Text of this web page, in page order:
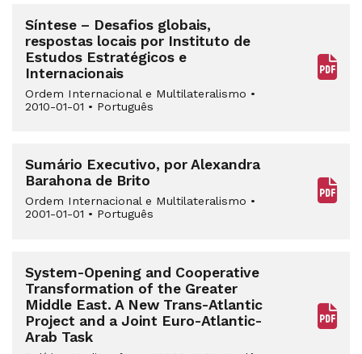
Síntese – Desafios globais,
respostas locais por Instituto de
Estudos Estratégicos e
Internacionais
Ordem Internacional e Multilateralismo •
2010-01-01 • Português
Sumário Executivo, por Alexandra
Barahona de Brito
Ordem Internacional e Multilateralismo •
2001-01-01 • Português
System-Opening and Cooperative
Transformation of the Greater
Middle East. A New Trans-Atlantic
Project and a Joint Euro-Atlantic-
Arab Task